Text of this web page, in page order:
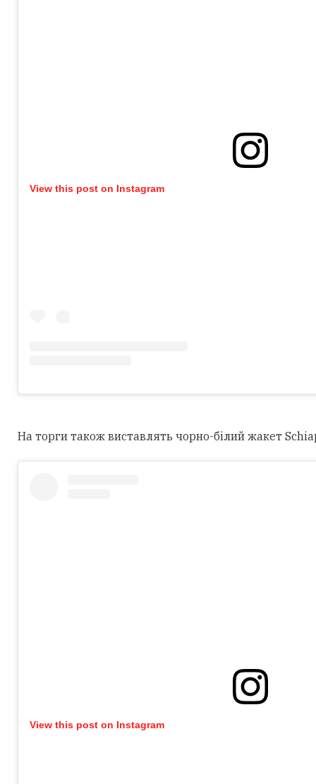
View this post on Instagram
На торги також виставлять чорно-білий жакет
View this post on Instagram